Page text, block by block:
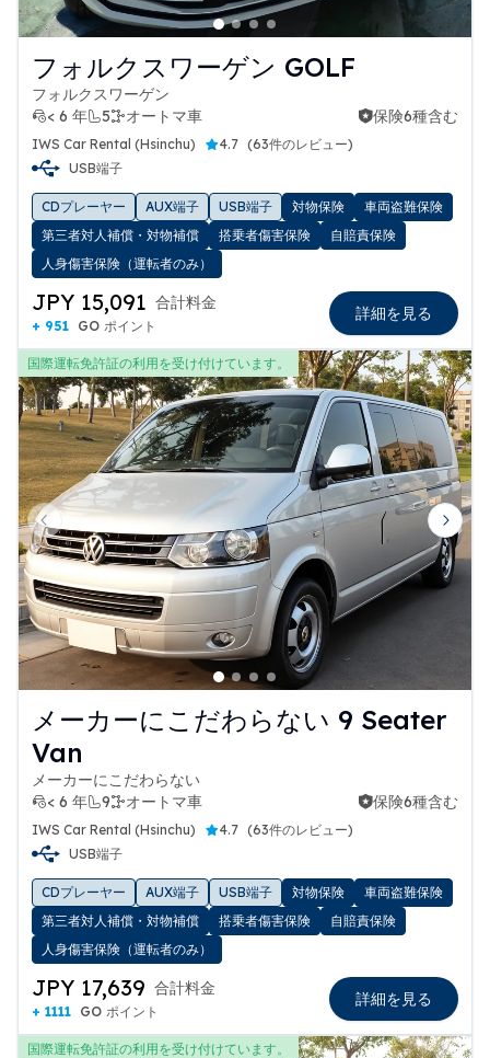
フォルクスワーゲン GOLF
フォルクスワーゲン
< 6 年
5 オートマ車
保険6種含む 保険6種含む
IWS Car Rental (Hsinchu) 4.7 (63件のレビュー)
USB端子
CDプレーヤー AUX端子 USB端子 対物保険
車両盗難保険
第三者対人補償・対物補償
搭乗者傷害保険
自賠責保険
人身傷害保険（運転者のみ）
JPY 15,091 合計料金
+ 951 GO ポイント
詳細を見る
国際運転免許証の利用を受け付けています。
Previous slide Next
メーカーにこだわらない 9 Seater
Van
メーカーにこだわらない
< 6 年
9 オートマ車
保険6種含む 保険6種含む
IWS Car Rental (Hsinchu) 4.7 (63件のレビュー)
USB端子
CDプレーヤー AUX端子 USB端子 対物保険
車両盗難保険
第三者対人補償・対物補償
搭乗者傷害保険
自賠責保険
人身傷害保険（運転者のみ）
JPY 17,639 合計料金
+ 1111 GO ポイント
詳細を見る
国際運転免許証の利用を受け付けています。